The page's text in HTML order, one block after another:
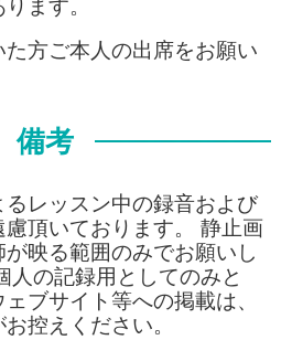
方ご本人の出席をお願い
備考
レッスン中の録音および
頂いております。 静止画
映る範囲のみでお願いし
人の記録用としてのみと
ブサイト等への掲載は、
控えください。